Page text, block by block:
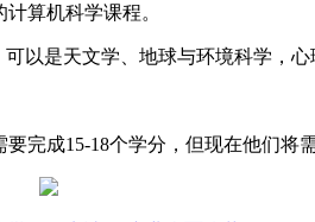
算机科学课程。
以是天文学、地球与环境科学，
完成15-18个学分，但现在他们